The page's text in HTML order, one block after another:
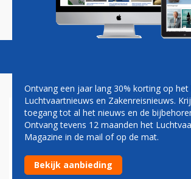
Magazine Podcasts
2023
Recordomzet, maar minder winst voor
29-02-2024 - 08:11
Ontvang een jaar lang 30% korting op het
Luchtvaartnieuws en Zakenreisnieuws.
toegang tot al het nieuws en de
Ontvang tevens 12 maanden het
Magazine in de mail of op de mat.
Bekijk aanbieding